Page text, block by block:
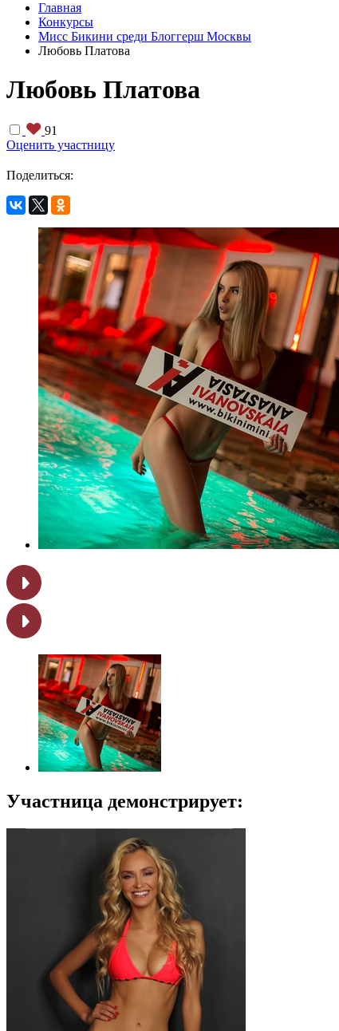
Главная
Конкурсы
Мисс Бикини среди Блоггерш Москвы
Любовь Платова
Любовь Платова
91
Оценить участницу
Поделиться:
Участница демонстрирует: